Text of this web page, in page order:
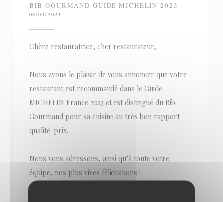
BIB GOURMAND GUIDE MICHELIN 2023
08/03/2023
Chère restauratrice, cher restaurateur,
Nous avons le plaisir de vous annoncer que votre
restaurant est recommandé dans le Guide
MICHELIN France 2023 et est distingué du Bib
Gourmand pour sa cuisine au très bon rapport
qualité-prix.
Nous vous adressons, ainsi qu’à toute votre
équipe, nos plus vives félicitations !